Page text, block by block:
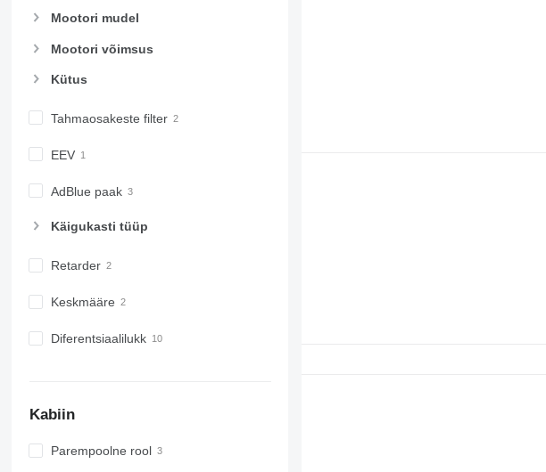
Mootori mudel
Mootori võimsus
Kütus
Tahmaosakeste filter
EEV
AdBlue paak
Käigukasti tüüp
Retarder
Keskmääre
Diferentsiaalilukk
Kabiin
Parempoolne rool